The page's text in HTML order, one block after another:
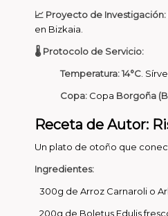
📈 Proyecto de Investigación:
en Bizkaia.
🌡️ Protocolo de Servicio:
Temperatura:14°C .
Copa: Copa Borgoña
Receta de Autor:
Un plato de otoño que
Ingredientes:
300g de Arroz Carnaroli o
200g de Boletus Edulis